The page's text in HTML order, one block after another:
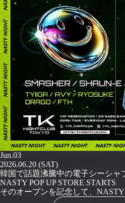
Jun.03
2026.06.20 (SAT)
韓国で話題沸騰中の電子シーシャ
NASTY POP UP STORE STARTS
そのオープンを記念して、NASTY